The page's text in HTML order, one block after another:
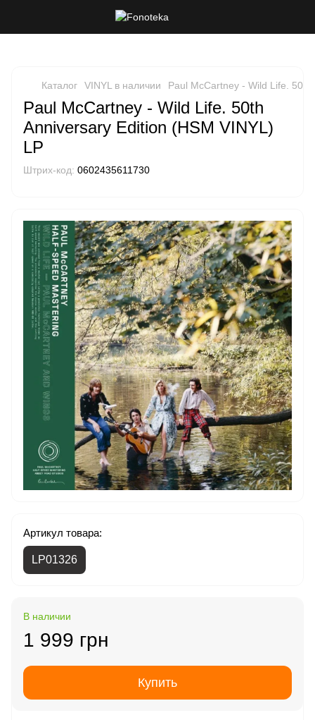
Каталог VINYL в наличии Paul McCartney - Wild Life.
Paul McCartney - Wild Life. 50th
Anniversary Edition (HSM VINYL)
LP
Штрих-код: 0602435611730
Артикул товара:
LP01326
В наличии
1 999 грн
Купить